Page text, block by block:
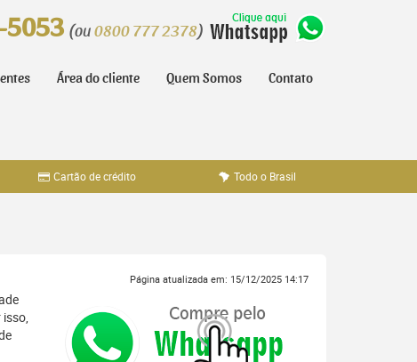
5053 (ou 0800 777 2378)
Área do cliente Quem Somos Contato
Cartão de crédito Todo o Brasil
Página atualizada em: 15/12/2025 14:17